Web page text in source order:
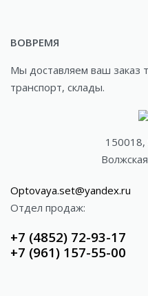
ВОВРЕМЯ
Мы доставляем ваш заказ
транспорт, склады.
150018,
Optovaya.set@yandex.ru
Отдел продаж:
+7 (4852) 72-93-17
+7 (961) 157-55-00